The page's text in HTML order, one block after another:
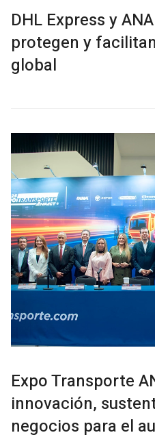
DHL Express y
protegen y
global
Expo Transporte
innovación,
negocios para el